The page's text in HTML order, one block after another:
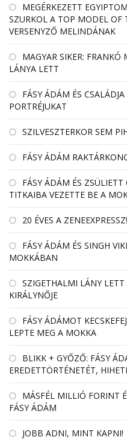
MEGÉRKEZETT
SZURKOL A TOP MODEL OF
VERSENYZŐ MELINDÁNAK
MAGYAR SIKER:
LÁNYA LETT
FÁSY ÁDÁM ÉS
PORTRÉJUKAT
SZILVESZTERKOR SEM
FÁSY ÁDÁM
FÁSY ÁDÁM ÉS
TITKAIBA VEZETTE BE A
20 ÉVES A ZENEEXPRESSZ!
FÁSY ÁDÁM ÉS SINGH
MOKKÁBAN
SZIGETHALMI LÁNY LETT
KIRÁLYNŐJE
FÁSY ÁDÁMOT
LEPTE MEG A MOKKA
BLIKK + GYŐZŐ: FÁSY
EREDETTÖRTÉNETÉT,
MÁSFÉL MILLIÓ FORINT
FÁSY ÁDÁM
JOBB ADNI, MINT KAPNI!